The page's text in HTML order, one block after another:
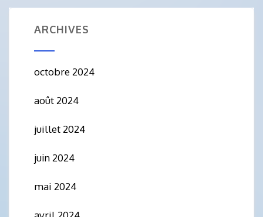
ARCHIVES
octobre 2024
août 2024
juillet 2024
juin 2024
mai 2024